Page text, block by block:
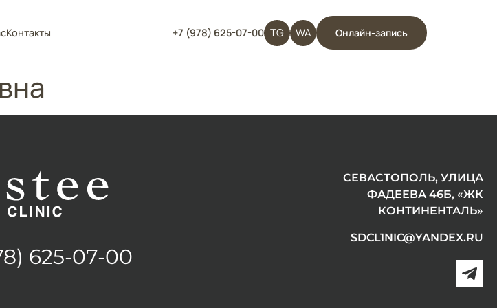
Контакты +7 (978) 625-07-00 TG WA Онлайн-запись
625-07-00
СЕВАСТОПОЛЬ, УЛИЦА
ФАДЕЕВА 46Б, «ЖК
КОНТИНЕНТАЛЬ»
SDCL1NIC@YANDEX.RU